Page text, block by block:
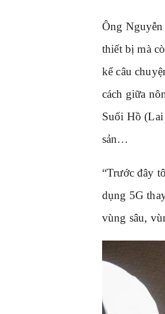
Ông
thiết bị mà
kể câu
cách giữa
Suối Hồ (Lai
sản…
“Trước đây
dụng 5G
vùng sâu,